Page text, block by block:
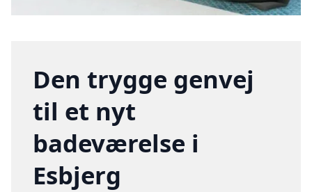
Den trygge genvej
til et nyt
badeværelse i
Esbjerg